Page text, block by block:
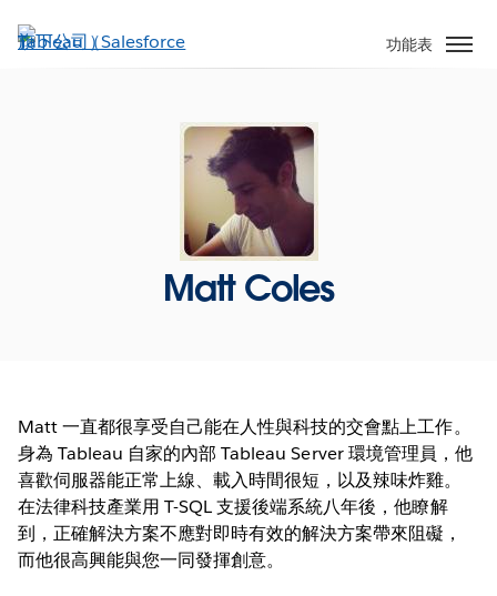
至
功能表
Matt Coles
Matt 一直都很享受自己能在人性與科技的交會點上工作。
身為 Tableau 自家的內部 Tableau Server 環境管理員，他
喜歡伺服器能正常上線、載入時間很短，以及辣味炸雞。
在法律科技產業用 T-SQL 支援後端系統八年後，他瞭解
到，正確解決方案不應對即時有效的解決方案帶來阻礙，
而他很高興能與您一同發揮創意。